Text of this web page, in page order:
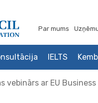
Par mums
IELTS
vebinārs ar EU Business